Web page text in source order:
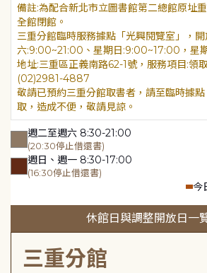
為配合新北市立圖書館第二總館原址
全館閉館。
三重分館臨時服務據點「光興閱覽室」，
六:9:00~21:00、星期日:9:00~17:00，星
地址:三重區正義南路62-1號，服務項目:領
(02)2981-4887
敬請已預約三重分館取書者，請至臨時據
取，造成不便，敬請見諒。
週二至週六 8:30-21:00
(20:30停止借還書)
週日、週一 8:30-17:00
(16:30停止借還書)
今
休館日與調整開放日一
三重分館